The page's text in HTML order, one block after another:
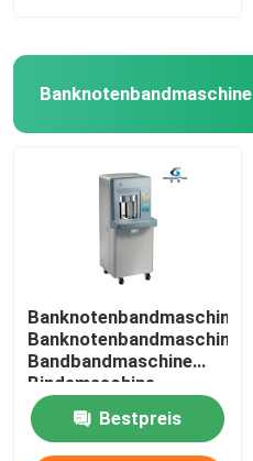
Banknotenbandmaschine
Banknotenbandmaschine
Banknotenbandmaschine
Bandbandmaschine
Bindemaschine
Automatische
Gurtmaschine
Gurtmaschine
Bestpreis